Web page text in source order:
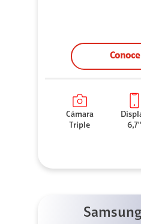
Cámara
Triple
6,7"